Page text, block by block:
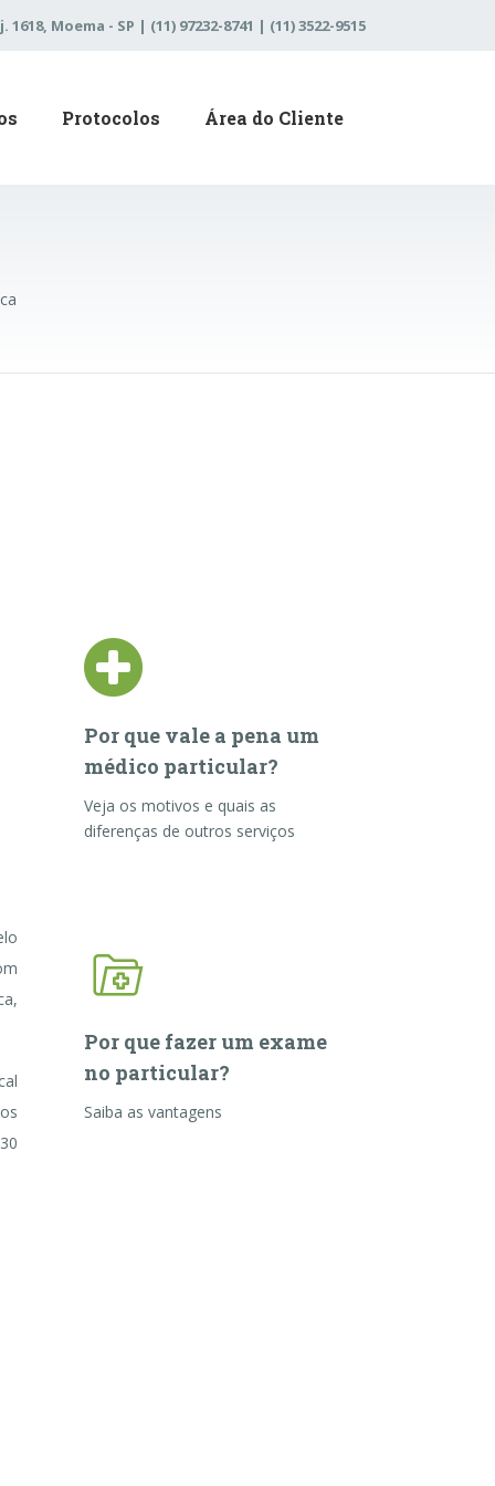
Moema - SP | (11) 97232-8741 | (11) 3522-9515
Protocolos Área do Cliente
Por que vale a pena um
médico particular?
Veja os motivos e quais as
diferenças de outros serviços
Por que fazer um exame
no particular?
Saiba as vantagens